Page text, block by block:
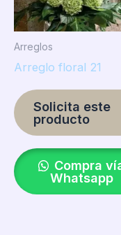
Arreglos
Arreglo floral 21
Solicita este
producto
Compra
Whatsapp